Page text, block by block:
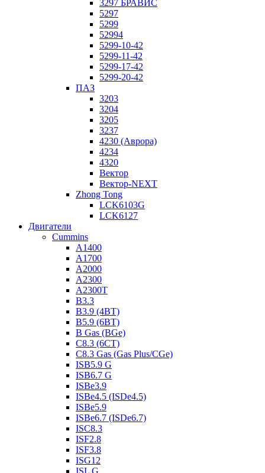
3297 БРАВИС
5297
5299
52994
5299-10-42
5299-11-42
5299-17-42
5299-20-42
ПАЗ
3203
3204
3205
3237
4230 (Аврора)
4234
4320
Вектор
Вектор-NEXT
Zhong Tong
LCK6103G
LCK6127
Двигатели
Cummins
A1400
A1700
A2000
A2300
A2300T
B3.3
B3.9 (4BT)
B5.9 (6BT)
B Gas (BGe)
C8.3 (6CT)
C8.3 Gas (Gas Plus/CGe)
ISB5.9 G
ISB6.7 G
ISBe3.9
ISBe4.5 (ISDe4.5)
ISBe5.9
ISBe6.7 (ISDe6.7)
ISC8.3
ISF2.8
ISF3.8
ISG12